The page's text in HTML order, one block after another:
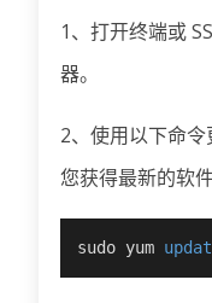
1、打开终端或
器。
2、使用以下命
您获得最新的软件
sudo yum